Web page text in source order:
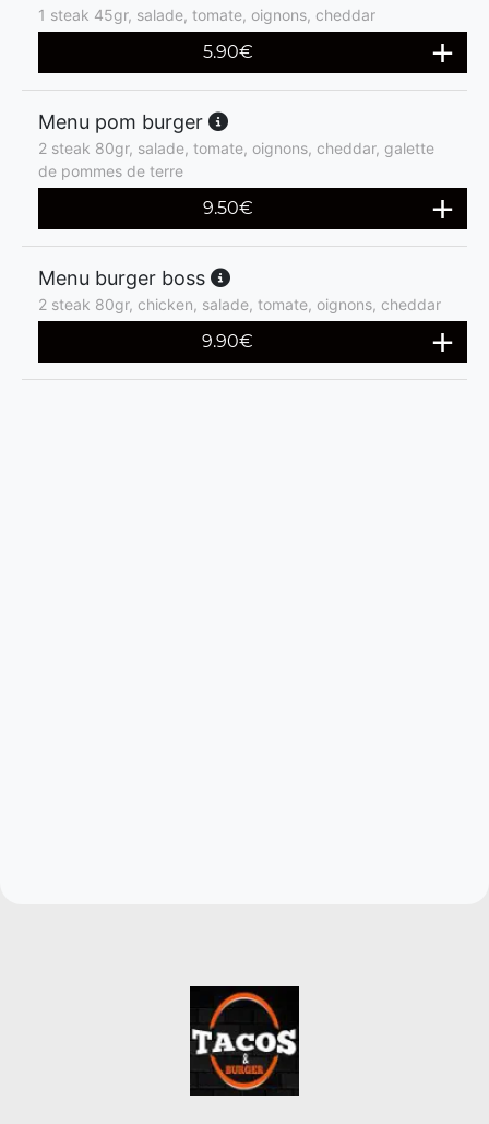
1 steak 45gr, salade, tomate, oignons, cheddar
5.90€
Menu pom burger
2 steak 80gr, salade, tomate, oignons, cheddar, galette
de pommes de terre
9.50€
Menu burger boss
2 steak 80gr, chicken, salade, tomate, oignons, cheddar
9.90€